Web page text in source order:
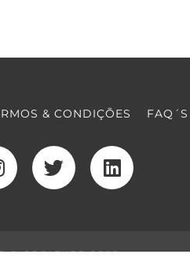
& CONDIÇÕES FAQ´S
© COOLTURE 2022